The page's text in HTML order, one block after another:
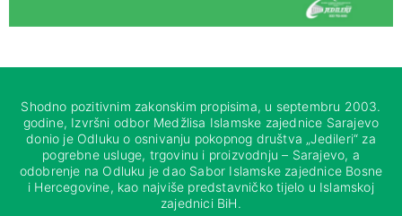
Shodno pozitivnim zakonskim propisima, u septembru 2003.
godine, Izvršni odbor Medžlisa Islamske zajednice Sarajevo
donio je Odluku o osnivanju pokopnog društva „Jedileri“ za
pogrebne usluge, trgovinu i proizvodnju – Sarajevo, a
odobrenje na Odluku je dao Sabor Islamske zajednice Bosne
i Hercegovine, kao najviše predstavničko tijelo u Islamskoj
zajednici BiH.